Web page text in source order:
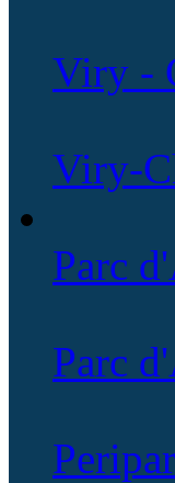
Viry -
Viry-
Parc
Parc